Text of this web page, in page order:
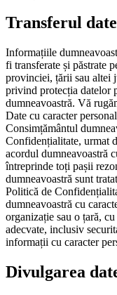
Transferul
Informațiile
fi transferate și păstrate
provinciei, țării sau altei
privind protecția datelor
dumneavoastră. Vă
Date cu caracter
Consimțământul
Confidențialitate, urmat
acordul dumneavoastră
întreprinde toți pașii
dumneavoastră sunt
Politică de
dumneavoastră cu
organizație sau o țară,
adecvate, inclusiv
informații cu caracter
Divulgarea